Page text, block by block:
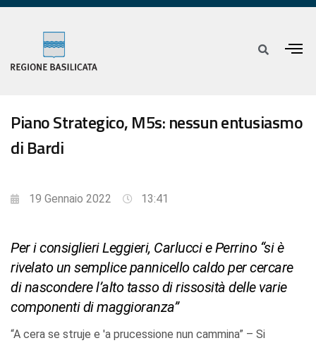
Piano Strategico, M5s: nessun entusiasmo
di Bardi
19 Gennaio 2022 13:41
Per i consiglieri Leggieri, Carlucci e Perrino “si è
rivelato un semplice pannicello caldo per cercare
di nascondere l’alto tasso di rissosità delle varie
componenti di maggioranza”
“A cera se struje e 'a prucessione nun cammina” – Si